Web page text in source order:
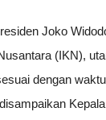
Joko
(IKN),
dengan